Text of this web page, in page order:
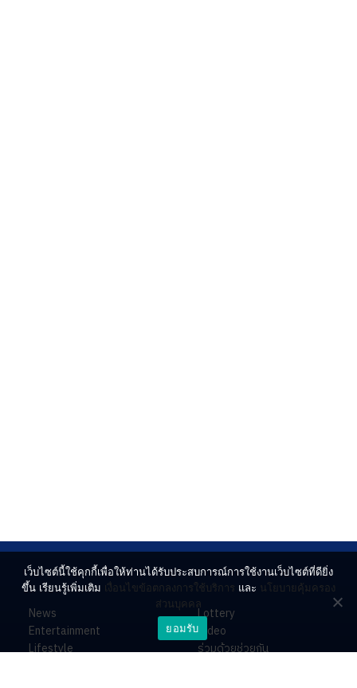
News
Entertainment
Lifestyle
Lottery
Video
ร่วมด้วยช่วยกัน
เว็บไซต์นี้ใช้คุกกี้เพื่อให้ท่านได้รับประสบการณ์การใช้งานเว็บไซต์ที่ดียิ่ง
ขึ้น เรียนรู้เพิ่มเติม เงื่อนไขข้อตกลงการใช้บริการ และ นโยบายคุ้มครอง
ส่วนบุคคล
ยอมรับ